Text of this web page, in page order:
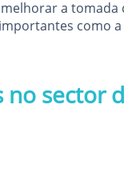
a tomada
como
no sector